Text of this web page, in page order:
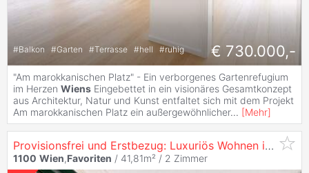
#Balkon #Garten #Terrasse #hell #ruhig € 730.000,-
"Am marokkanischen Platz" - Ein verborgenes Gartenrefugium
im Herzen Wiens Eingebettet in ein visionäres Gesamtkonzept
aus Architektur, Natur und Kunst entfaltet sich mit dem Projekt
Am marokkanischen Platz ein außergewöhnlicher... [Mehr]
Provisionsfrei und Erstbezug: Luxuriös Wohnen im exklusiven Prachtgarten -
1100 Wien,Favoriten / 41,81m² / 2 Zimmer